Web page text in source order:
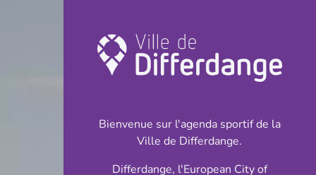
Championnat:
INFOS
Bienvenue sur l'agenda sportif de la
Ville de Differdange.
Differdange, l'European City of